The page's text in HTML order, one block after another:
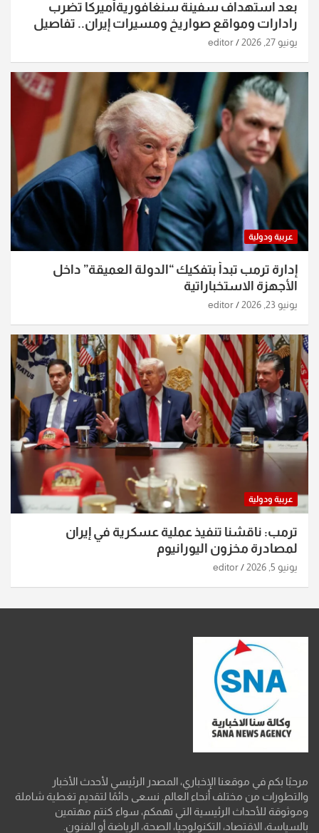
بعد استهداف سفينة سنغافوريةأميركا تضرب
رادارات ومواقع صواريخ ومسيرات إيران.. تفاصيل
الساعات الماضية
يونيو 27, 2026 editor
عربية ودولية
إدارة ترمب تبدأ بتفكيك “الدولة العميقة” داخل
الأجهزة الاستخباراتية
يونيو 23, 2026 editor
عربية ودولية
ترمب: ناقشنا تنفيذ عملية عسكرية في إيران
لمصادرة مخزون اليورانيوم
يونيو 5, 2026 editor
مرحبًا بكم في موقعنا الإخباري، المصدر الرئيسي لأحدث الأخبار
والتطورات من مختلف أنحاء العالم. نسعى دائمًا لتقديم تغطية شاملة
وموثوقة للأحداث الرئيسية التي تهمكم، سواء كنتم مهتمين
بالسياسة، الاقتصاد، التكنولوجيا، الصحة، الرياضة أو الفنون.